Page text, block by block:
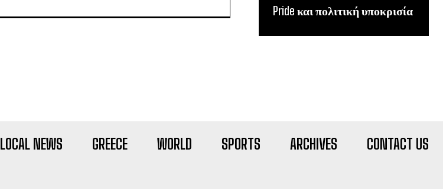
Pride και πολιτική υποκρισία
LOCAL NEWS GREECE WORLD SPORTS ARCHIVES CONTACT US